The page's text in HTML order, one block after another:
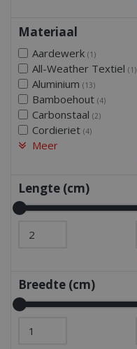
Materiaal
Aardewerk (1)
All-Weather Textiel (1)
Aluminium (13)
Bamboehout (4)
Carbonstaal (2)
Cordieriet (4)
Meer
Lengte (cm)
Breedte (cm)